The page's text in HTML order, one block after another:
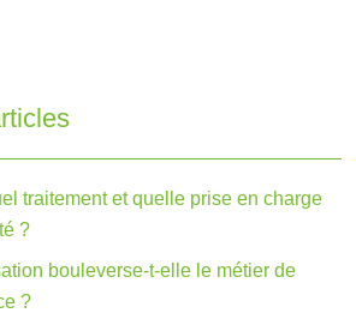
traitement et quelle prise en charge
?
bouleverse-t-elle le métier de
?